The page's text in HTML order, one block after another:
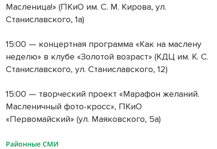
Масленица!» (ПКиО им. С. М. Кирова, ул.
Станиславского, 1а)
15:00 — концертная программа «Как на маслену
неделю» в клубе «Золотой возраст» (КДЦ им. К. С.
Станиславского, ул. Станиславского, 12)
15:00 — творческий проект «Марафон желаний.
Масленичный фото-кросс», ПКиО
«Первомайский» (ул. Маяковского, 5а)
Районные СМИ